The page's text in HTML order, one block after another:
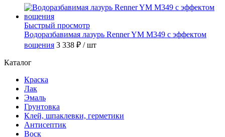
Быстрый просмотр
Водоразбавимая лазурь Renner YM M349 с эффектом
вощения 3 338 ₽ / шт
Каталог
Краска
Лак
Эмаль
Грунтовка
Клей, шпаклевки, герметики
Антисептик
Воск